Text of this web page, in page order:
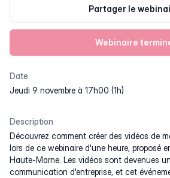
Partager le
Webinaire
Date
jeudi 9 novembre à 17h00 (1h)
Description
Découvrez comment créer des vidéos de
lors de ce webinaire d'une heure, proposé
Haute-Marne. Les vidéos sont devenues
communication d'entreprise, et cet